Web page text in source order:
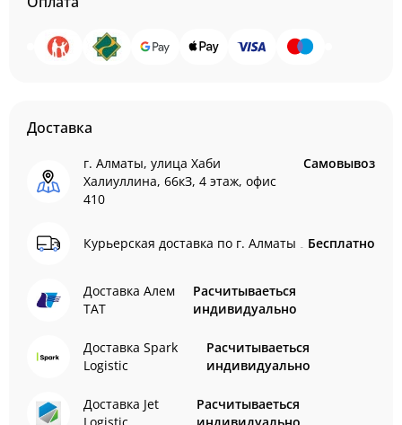
Доставка
г. Алматы, улица Хаби
Халиуллина, 66кЗ, 4 этаж, офис
410
Самовывоз
Курьерская доставка по г. Алматы Бесплатно
Доставка Алем
ТАТ
Расчитываеться
индивидуально
Доставка Spark
Logistic
Расчитываеться
индивидуально
Доставка Jet
Расчитываеться